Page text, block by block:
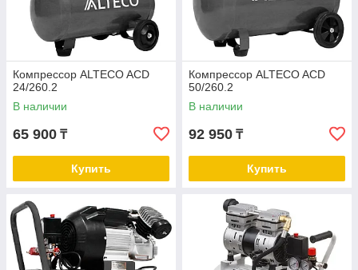
Компрессор ALTECO ACD
24/260.2
В наличии
65 900 ₸
Купить
Компрессор ALTECO ACD
50/260.2
В наличии
92 950 ₸
Купить